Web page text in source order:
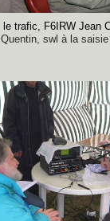
le trafic, F6IRW Jean
Quentin, swl à la